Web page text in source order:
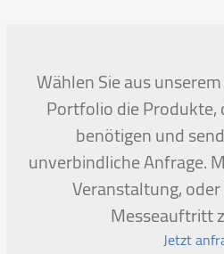
first
slide
Wählen Sie aus
Portfolio die Produkte,
benötigen und
unverbindliche Anfrage.
Veranstaltung,
Messeauftritt
Jetzt